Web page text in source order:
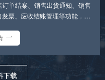
单结案、销售出货通知、销售
票、应收结账管理等功能，以

下载